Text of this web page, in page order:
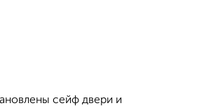
сейф двери и